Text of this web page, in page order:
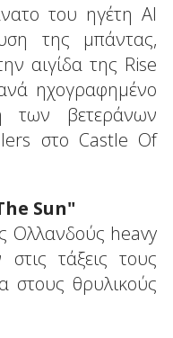
του ηγέτη Al
της μπάντας,
αιγίδα της Rise
ηχογραφημένο
των βετεράνων
στο Castle Οf
Sun"
Ολλανδούς heavy
τάξεις τους
στους θρυλικούς